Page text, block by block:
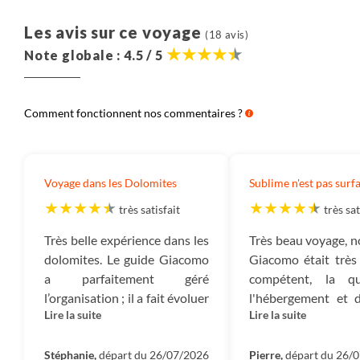
sommes versées à nos collaborateurs et qui ont en
charge la création, l’exploitation et l’organisation de
votre voyage ainsi que leur gestion administrative.
frais de fonctionnement de notre entreprise : nos
Impôts :
Ce montant est destiné à payer tous les
autres impôts.
Mécénat :Ce sont les montants dédiés à nos projets
de reforestation nous permettant d’absorber 100%
des émissions carbone du voyage ainsi que le soutien
que nous apportons aux diverses associations que
Les avis sur ce voyage (18 avis)
Note globale : 4.5 / 5
Comment fonctionnent nos commentaires ?
Voyage dans les Dolomites
très satisfait
Très belle expérience dans les
dolomites. Le guide Giacomo
a parfaitement géré
l’organisation ; il a fait évoluer
le programme en s’assurant
groupe. Les pique-nique
Lire la suite
Stéphanie,départ du 26/07/2026
Sublime n'est pas
très
Très beau voyage,
Giacomo était
compétent, la
l'hébergement et
au top, et la
néanmoins que le
Lire la suite
Pierre,départ du 26/